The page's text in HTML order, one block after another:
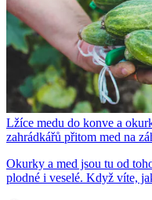
Lžíce medu do konve a
zahrádkářů přitom med na
Okurky a med jsou tu od
plodné i veselé. Když víte,